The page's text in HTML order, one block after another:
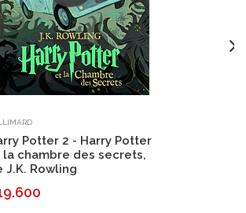
Potter 2 - Harry Potter
la chambre des secrets,
J.K. Rowling